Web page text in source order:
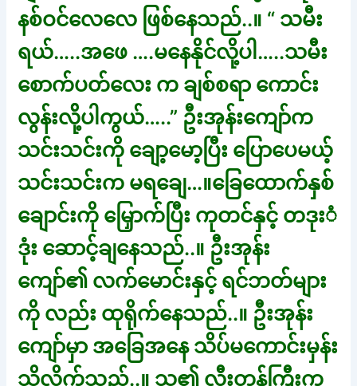
နစ်ဝင်လေလေ ဖြစ်နေသည်..။ “ သမီး
ရယ်…..အဖေ ….မနေနိုင်လို့ပါ…..သမီး
စောက်ပတ်လေး က ချစ်စရာ ကောင်း
လွန်းလ်ို့ပါကွယ်…..” ဦးအုန်းကျော်က
သင်းသင်းကို ချော့မော့ပြီး ပြောပေမယ့်
သင်းသင်းက မရချေ…။ခြေထောက်နှစ်
ချောင်းကို မြှောက်ပြီး ကုတင်နှင့် တဒုးံ
ဒုံး ဆောင့်ချနေသည်..။ ဦးအုန်း
ကျော်၏ လက်မောင်းနှင့် ရင်ဘတ်များ
ကို လည်း ထုရိုက်နေသည်..။ ဦးအုန်း
ကျော်မှာ အခြေအနေ သိပ်မကောင်းမှန်း
သိလိုက်သည်..။ သူ၏ လီးတန်ကြီးက